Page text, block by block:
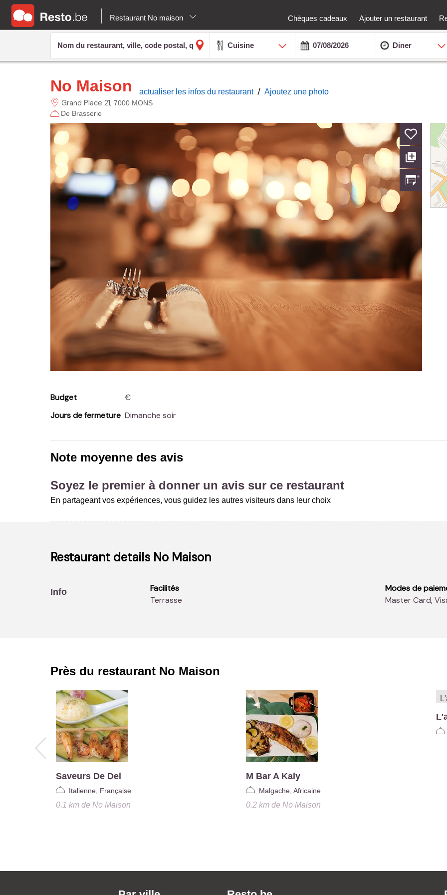
Restaurant No maison Chèques cadeaux Ajouter un restaurant
Cuisine Diner
No Maison actualiser les infos du restaurant / Ajoutez une photo
Grand Place 21 7000 MONS
De Brasserie
Budget
€
Jours de fermeture
Dimanche soir
Note moyenne des avis
Soyez le premier à donner un avis sur ce restaurant
En partageant vos expériences, vous guidez les autres visiteurs dans leur choix
Restaurant details No Maison
Info
Facilités
Terrasse
Modes de
Master Card,
Près du restaurant No Maison
Saveurs De Del
Italienne, Française
0.1 kmde No Maison
M Bar A Kaly
Malgache, Africaine
0.2 kmde No Maison